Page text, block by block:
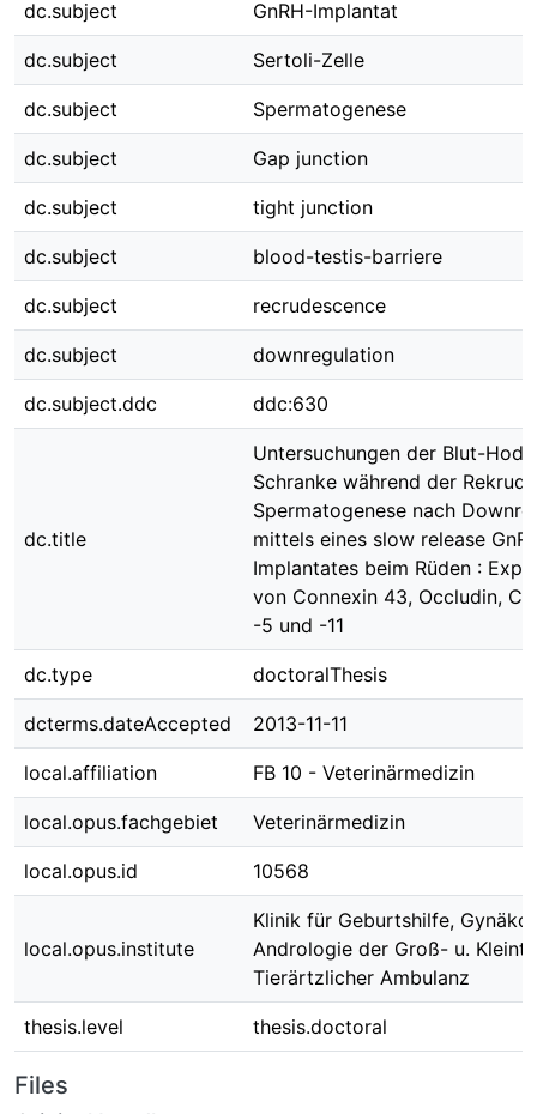
dc.subject GnRH-Implantat
dc.subject Sertoli-Zelle
dc.subject Spermatogenese
dc.subject Gap junction
dc.subject tight junction
dc.subject blood-testis-barriere
dc.subject recrudescence
dc.subject downregulation
dc.subject.ddc ddc:630
dc.title
Untersuchungen der Blut-
Schranke während der
Spermatogenese nach
mittels eines slow release
Implantates beim Rüden :
von Connexin 43, Occludin,
-5 und -11
dc.type doctoralThesis
dcterms.dateAccepted 2013-11-11
local.affiliation FB 10 - Veterinärmedizin
local.opus.fachgebiet Veterinärmedizin
local.opus.id 10568
local.opus.institute
Klinik für Geburtshilfe,
Andrologie der Groß- u.
Tierärtzlicher Ambulanz
thesis.level thesis.doctoral
Files